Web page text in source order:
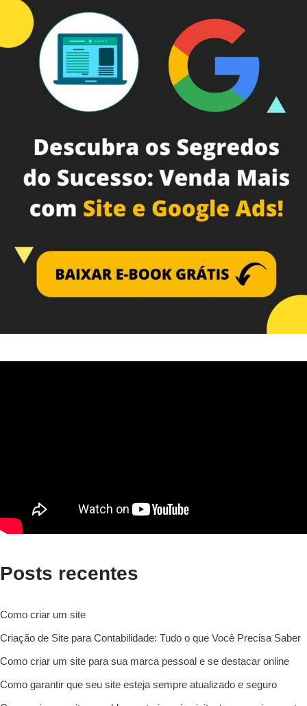
Posts recentes
Como criar um site
Criação de Site para Contabilidade: Tudo o que Você Precisa Saber
Como criar um site para sua marca pessoal e se destacar online
Como garantir que seu site esteja sempre atualizado e seguro